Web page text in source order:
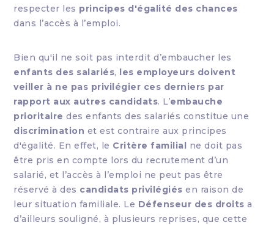
respecter les principes d'égalité des chances
dans l’accès à l’emploi.
Bien qu'il ne soit pas interdit d’embaucher les
enfants des salariés, les employeurs doivent
veiller à ne pas privilégier ces derniers par
rapport aux autres candidats. L’embauche
prioritaire des enfants des salariés constitue une
discrimination et est contraire aux principes
d'égalité. En effet, le Critère familial ne doit pas
être pris en compte lors du recrutement d’un
salarié, et l’accès à l’emploi ne peut pas être
réservé à des candidats privilégiés en raison de
leur situation familiale. Le Défenseur des droits a
d’ailleurs souligné, à plusieurs reprises, que cette